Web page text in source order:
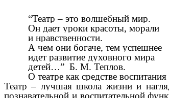
“Театр – это волшебный мир.
Он дает уроки красоты, морали
и нравственности.
А чем они богаче, тем успешнее
идет развитие духовного мира
детей…” Б. М. Теплов.
О театре как средстве
Театр – лучшая школа жизни и
познавательной и воспитательной